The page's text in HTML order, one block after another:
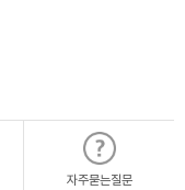
자주묻는질문